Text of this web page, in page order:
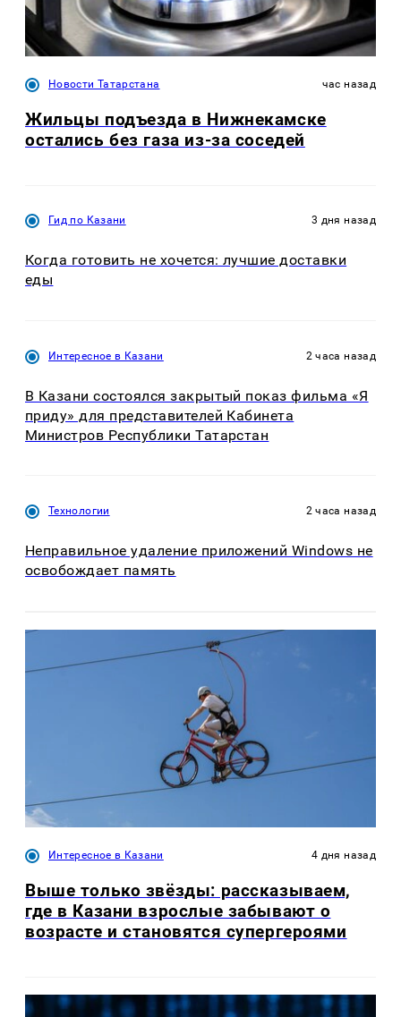
Новости Татарстана час назад
Жильцы подъезда в Нижнекамске
остались без газа из-за соседей
Гид по Казани 3 дня назад
Когда готовить не хочется: лучшие доставки
еды
Интересное в Казани 2 часа назад
В Казани состоялся закрытый показ фильма «Я
приду» для представителей Кабинета
Министров Республики Татарстан
Технологии 2 часа назад
Неправильное удаление приложений Windows не
освобождает память
Интересное в Казани 4 дня назад
Выше только звёзды: рассказываем,
где в Казани взрослые забывают о
возрасте и становятся супергероями